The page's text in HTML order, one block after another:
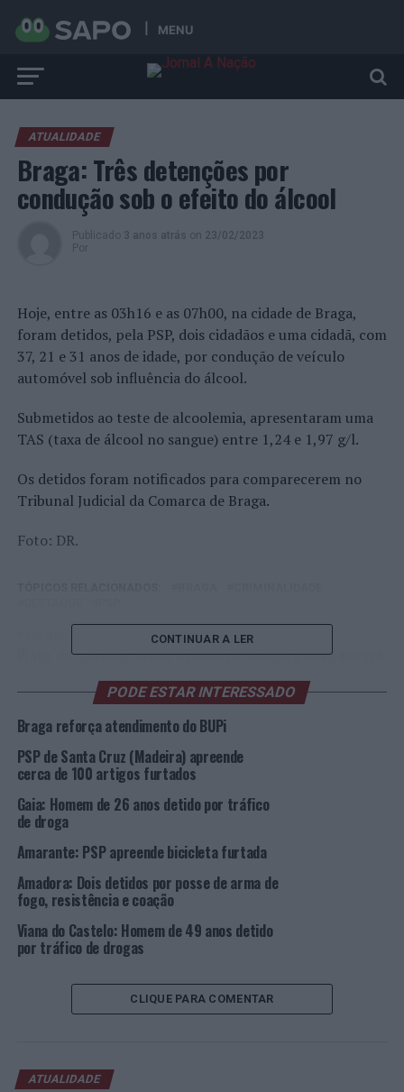
MENU
ATUALIDADE
Braga: Três detenções por
condução sob o efeito do álcool
Publicado 3 anos atrás on 23/02/2023
Por
Hoje, entre as 03h16 e as 07h00, na cidade de Braga,
foram detidos, pela PSP, dois cidadãos e uma cidadã, com
37, 21 e 31 anos de idade, por condução de veículo
automóvel sob influência do álcool.
Submetidos ao teste de alcoolemia, apresentaram uma
TAS (taxa de álcool no sangue) entre 1,24 e 1,97 g/l.
Os detidos foram notificados para comparecerem no
Tribunal Judicial da Comarca de Braga.
Foto: DR.
Viana do Castelo: Grupo Sandokan inaugura novo espaço
Cineteatro Anadia acolhe final da fase municipal do
Concurso Intermunicipal de Leitura
CONTINUAR A LER
PODE ESTAR INTERESSADO
Braga reforça atendimento do BUPi
PSP de Santa Cruz (Madeira) apreende
cerca de 100 artigos furtados
Gaia: Homem de 26 anos detido por tráfico
de droga
Amarante: PSP apreende bicicleta furtada
Amadora: Dois detidos por posse de arma de
fogo, resistência e coação
Viana do Castelo: Homem de 49 anos detido
por tráfico de drogas
CLIQUE PARA COMENTAR
ATUALIDADE